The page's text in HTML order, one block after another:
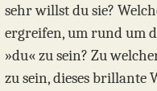
sehr willst du sie?
ergreifen, um rund um
»du« zu sein? Zu
zu sein, dieses brillante